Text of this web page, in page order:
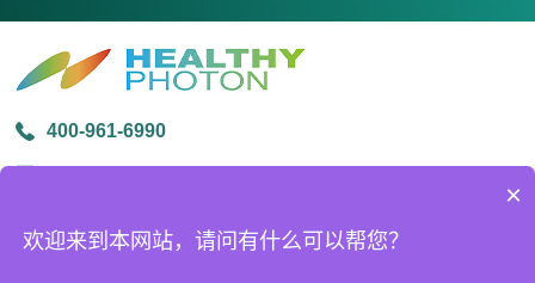
400-961-6990
×
欢迎来到本网站，请问有什么可以帮您？